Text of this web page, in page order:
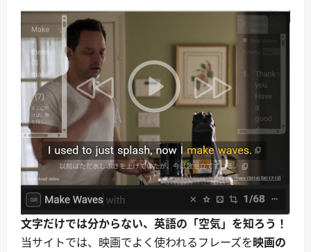
て。
｜
周
囲
に
か
れ
た
く
な
い
時。
｜
密
談・
裏
取
引・
家
族
の
秘
密
に
文字だけでは分からない、英語の「空気」を知ろう！
当サイトでは、映画でよく使われるフレーズを映画の